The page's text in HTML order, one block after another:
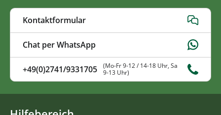
Kontaktformular
Chat per WhatsApp
+49(0)2741/9331705
(Mo-Fr 9-12 / 14-18 Uhr, Sa
9-13 Uhr)